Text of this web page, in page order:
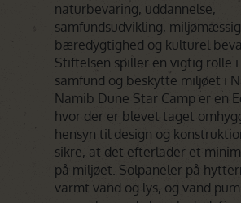
naturbevaring, uddannelse,
samfundsudvikling, miljømæssig
bæredygtighed og kulturel
Stiftelsen spiller en vigtig rolle
samfund og beskytte miljøet i
Namib Dune Star Camp er en
hvor der er blevet taget
hensyn til design og
sikre, at det efterlader et
på miljøet. Solpaneler på
varmt vand og lys, og vand